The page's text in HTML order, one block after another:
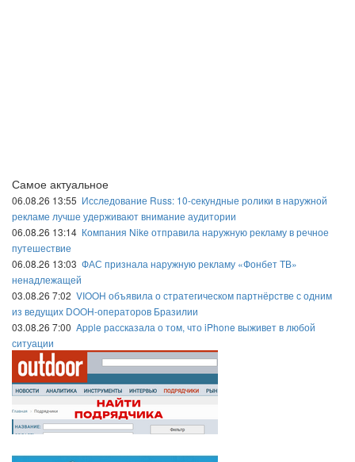
Самое актуальное
06.08.26 13:55 Исследование Russ: 10-секундные ролики в наружной
рекламе лучше удерживают внимание аудитории
06.08.26 13:14 Компания Nike отправила наружную рекламу в речное
путешествие
06.08.26 13:03 ФАС признала наружную рекламу «Фонбет ТВ»
ненадлежащей
03.08.26 7:02 VIOOH объявила о стратегическом партнёрстве с одним
из ведущих DOOH-операторов Бразилии
03.08.26 7:00 Apple рассказала о том, что iPhone выживет в любой
ситуации